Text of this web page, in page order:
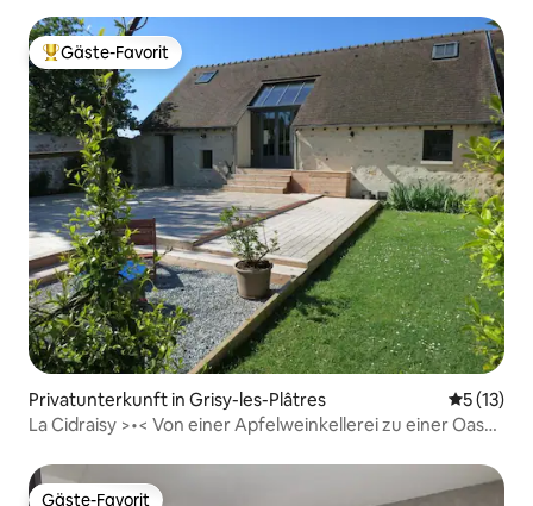
Beliebter Gäste-Favorit.
Gäste-Favorit
Privatunterkunft in Grisy-les-Plâtres
5 (13)
La Cidraisy >•< Von einer Apfelweinkellerei zu einer Oase
Gäste-Favorit